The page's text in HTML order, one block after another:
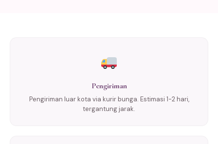
Pengiriman
Pengiriman luar kota via kurir bunga. Estimasi 1-2 hari,
tergantung jarak.